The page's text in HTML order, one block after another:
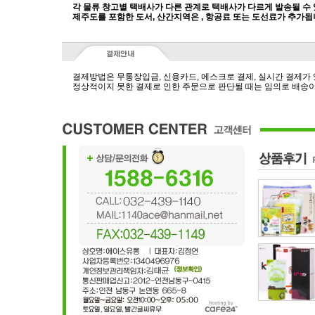
각 물류 창고별 택배사가 다른 관계로 택배사가 다르게 발송될 수
제주도를 포함한 도서, 산간지역은 , 항공료 또는 도선료가 추가됩
결제방법은 무통장입금, 신용카드, 에스크로 결제, 실시간 결제가
정상적이지 못한 결제로 인한 주문으로 판단될 때는 임의로 배송